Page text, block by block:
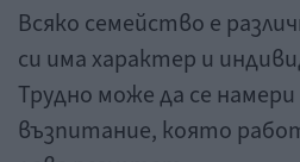
Всяко семейство е
си има характер и
Трудно може да се
възпитание, която